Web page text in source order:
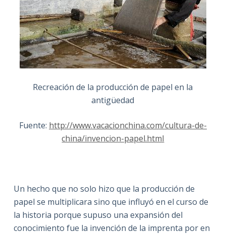
Recreación de la producción de papel en la
antigüedad
Fuente: http://www.vacacionchina.com/cultura-de-
china/invencion-papel.html
Un hecho que no solo hizo que la producción de
papel se multiplicara sino que influyó en el curso de
la historia porque supuso una expansión del
conocimiento fue la invención de la imprenta por en